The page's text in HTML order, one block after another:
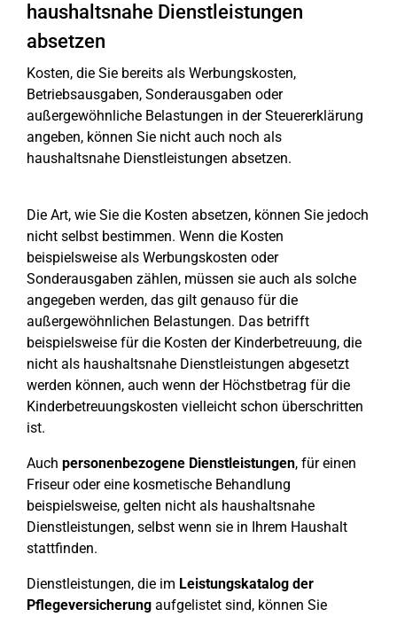
haushaltsnahe Dienstleistungen
absetzen
Kosten, die Sie bereits als Werbungskosten,
Betriebsausgaben, Sonderausgaben oder
außergewöhnliche Belastungen in der Steuererklärung
angeben, können Sie nicht auch noch als
haushaltsnahe Dienstleistungen absetzen.
Die Art, wie Sie die Kosten absetzen, können Sie jedoch
nicht selbst bestimmen. Wenn die Kosten
beispielsweise als Werbungskosten oder
Sonderausgaben zählen, müssen sie auch als solche
angegeben werden, das gilt genauso für die
außergewöhnlichen Belastungen. Das betrifft
beispielsweise für die Kosten der Kinderbetreuung, die
nicht als haushaltsnahe Dienstleistungen abgesetzt
werden können, auch wenn der Höchstbetrag für die
Kinderbetreuungskosten vielleicht schon überschritten
ist.
Auch personenbezogene Dienstleistungen, für einen
Friseur oder eine kosmetische Behandlung
beispielsweise, gelten nicht als haushaltsnahe
Dienstleistungen, selbst wenn sie in Ihrem Haushalt
stattfinden.
Dienstleistungen, die im Leistungskatalog der
Pflegeversicherung aufgelistet sind, können Sie